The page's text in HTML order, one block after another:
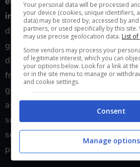
implementata alla Mass Effect
dell’azione di gioco che si attiva
ghiera delle abilità. Non voglio
della spiegazione del sistema di
frangente, poiché chiunque abbia
gioco in anteprima ha avuto
assai più di me, che ne ho potuto
solamente un’infarinatura
sensazioni a riguardo, che sono
positive.
Your personal data will be processed
your device (cookies, unique identifiers,
data) may be stored by, accessed by
partners, or used specifically by this
may use precise geolocation data. List
Some vendors may process your
of legitimate interest, which you can
your options below. Look for a link at
or in the site menu to manage or
and cookie settings.
Consent
Manage options